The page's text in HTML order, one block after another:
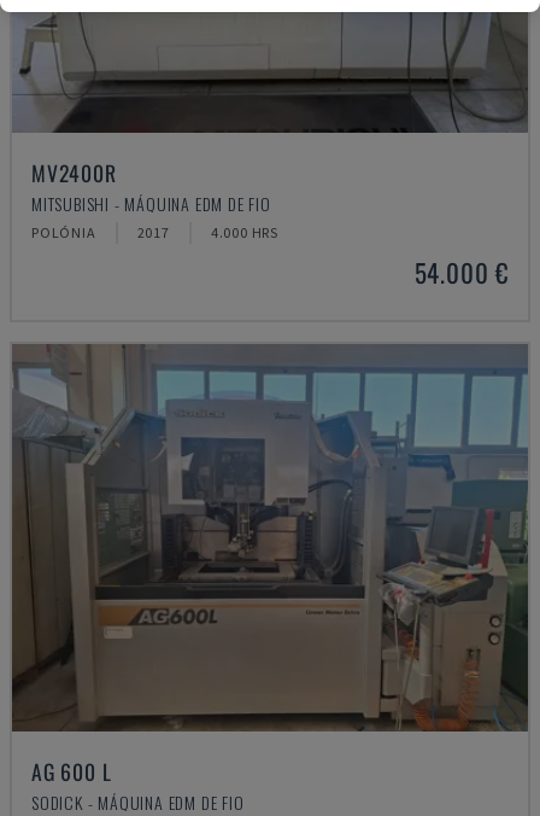
MV2400R
MITSUBISHI - MÁQUINA EDM DE FIO
POLÓNIA 2017 4.000 HRS
54.000 €
AG 600 L
SODICK - MÁQUINA EDM DE FIO